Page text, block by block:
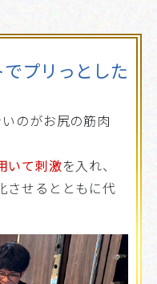
プリっとした
のがお尻の筋肉
いて刺激を入れ、
させるとともに代